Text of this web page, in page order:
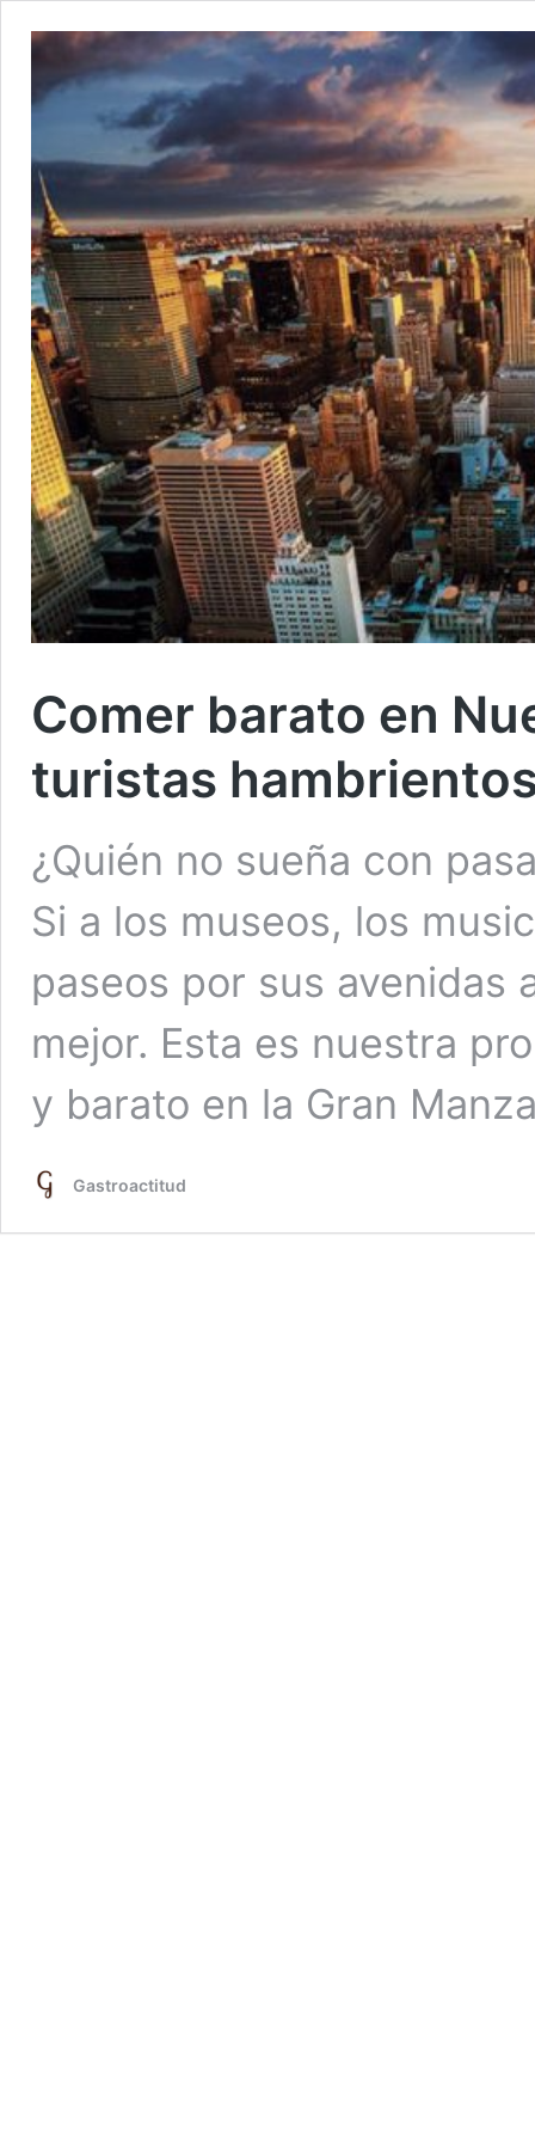
Comer barato en
turistas
¿Quién no sueña con
Si a los museos, los
paseos por sus avenidas
mejor. Esta es nuestra
y barato en la Gran
Gastroactitud